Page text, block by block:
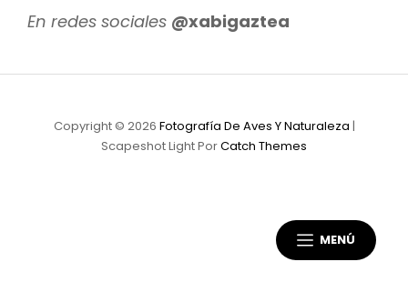
MENÚ
En redes sociales @xabigaztea
Copyright © 2026 Fotografía De Aves Y Naturaleza |
Scapeshot Light PorCatch Themes